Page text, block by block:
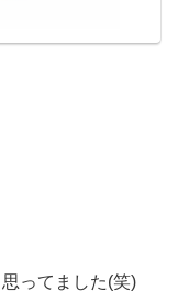
ってました(笑)